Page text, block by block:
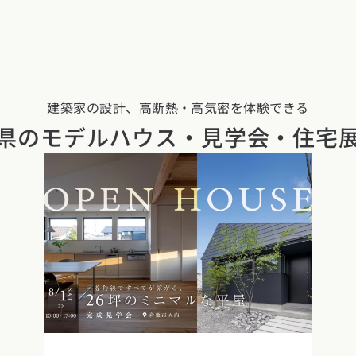
建築家の設計、高断熱・高気密を体験できる
のモデルハウス・見学会・住宅